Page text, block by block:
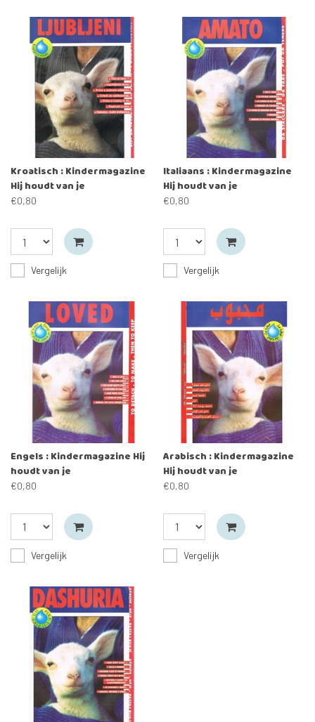
Kroatisch : Kindermagazine
Hij houdt van je
€0,80
Vergelijk
Italiaans : Kindermagazine
Hij houdt van je
€0,80
Vergelijk
Engels : Kindermagazine Hij
houdt van je
€0,80
Vergelijk
Arabisch : Kindermagazine
Hij houdt van je
€0,80
Vergelijk